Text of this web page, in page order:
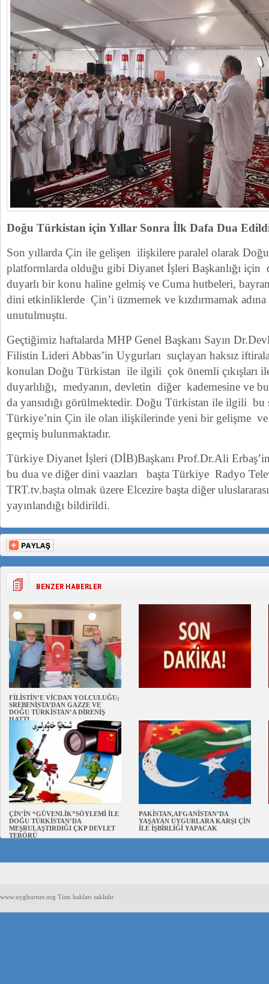
Doğu Türkistan için Yıllar Sonra İlk Dafa Dua
Son yıllarda Çin ile gelişen ilişkilere paralel olarak
platformlarda olduğu gibi Diyanet İşleri Başkanlığı için
duyarlı bir konu haline gelmiş ve Cuma hutbeleri,
dini etkinliklerde Çin’i üzmemek ve kızdırmamak
unutulmuştu.
Geçtiğimiz haftalarda MHP Genel Başkanı Sayın
Filistin Lideri Abbas’in Uygurları suçlayan haksız
konulan Doğu Türkistan ile ilgili çok önemli çıkışları
duyarlılığı, medyanın, devletin diğer kademesine ve
da yansıdığı görülmektedir. Doğu Türkistan ile ilgili
Türkiye’nin Çin ile olan ilişkilerinde yeni bir gelişme
geçmiş bulunmaktadır.
Türkiye Diyanet İşleri (DİB)Başkanı Prof.Dr.Ali Erbaş’in
bu dua ve diğer dini vaazları başta Türkiye Radyo
TRT.tv.başta olmak üzere Elcezire başta diğer
yayınlandığı bildirildi.
BENZER HABERLER
FİLİSTİN’E VİCDAN YOLCULUĞU;
SREBENİSTA’DAN GAZZE VE
DOĞU TÜRKİSTAN’A DİRENİŞ
HATTI
ÇİN’İN “GÜVENLİK”SÖYLEMİ İLE
DOĞU TÜRKİSTAN’DA
MEŞRULAŞTIRDIĞI ÇKP DEVLET
TERÖRÜ
PAKİSTAN,AFGANİSTAN’DA
YAŞAYAN UYGURLARA KARŞI ÇİN
İLE İŞBİRLİĞİ YAPACAK
www.uyghurnet.org Tüm hakları saklıdır